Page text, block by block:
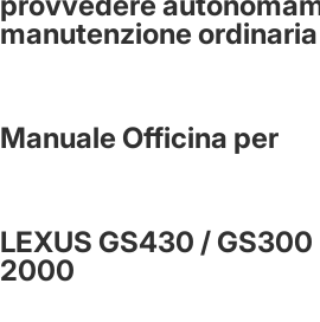
manutenzione
Manuale Officina per
LEXUS GS430 / GS300
2000